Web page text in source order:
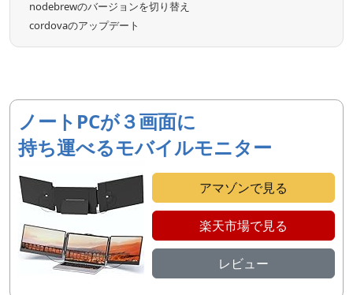
nodebrewのバージョンを切り替え
cordovaのアップデート
ノートPCが３画面に
持ち運べるモバイルモニター
アマゾンで見る
楽天市場で見る
レビュー